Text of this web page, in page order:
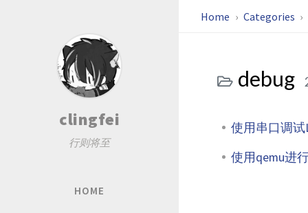
clingfei
行则将至
HOME
Home Categories
debug
使用串口调试
使用qemu进